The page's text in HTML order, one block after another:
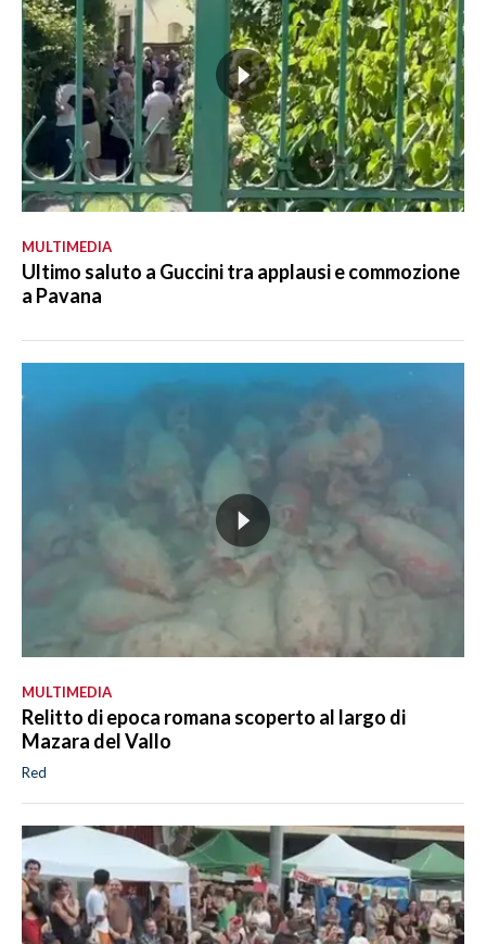
MULTIMEDIA
Ultimo saluto a Guccini tra applausi e commozione
a Pavana
MULTIMEDIA
Relitto di epoca romana scoperto al largo di
Mazara del Vallo
Red